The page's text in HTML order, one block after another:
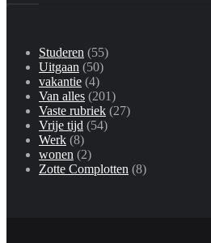
Studeren (55)
Uitgaan (50)
vakantie (4)
Van alles (201)
Vaste rubriek (27)
Vrije tijd (54)
Werk (8)
wonen (2)
Zotte Complotten (8)